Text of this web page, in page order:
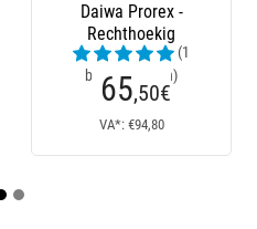
Wobbler - 5G
(2
beoordelingen)
6€
VA*: €9,10